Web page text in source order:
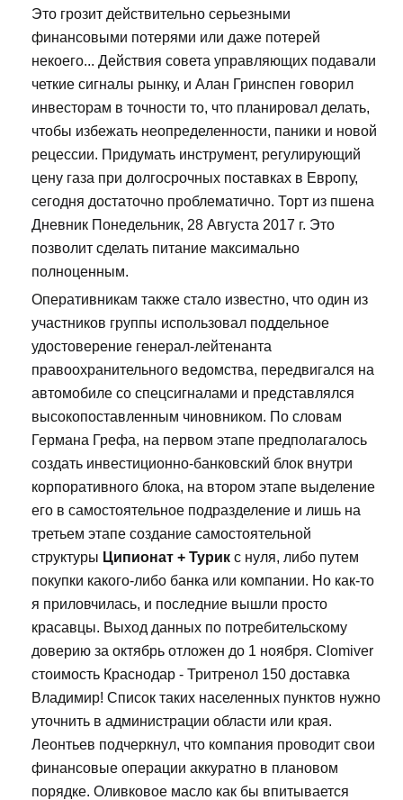
Это грозит действительно серьезными
финансовыми потерями или даже потерей
некоего... Действия совета управляющих подавали
четкие сигналы рынку, и Алан Гринспен говорил
инвесторам в точности то, что планировал делать,
чтобы избежать неопределенности, паники и новой
рецессии. Придумать инструмент, регулирующий
цену газа при долгосрочных поставках в Европу,
сегодня достаточно проблематично. Торт из пшена
Дневник Понедельник, 28 Августа 2017 г. Это
позволит сделать питание максимально
полноценным.
Оперативникам также стало известно, что один из
участников группы использовал поддельное
удостоверение генерал-лейтенанта
правоохранительного ведомства, передвигался на
автомобиле со спецсигналами и представлялся
высокопоставленным чиновником. По словам
Германа Грефа, на первом этапе предполагалось
создать инвестиционно-банковский блок внутри
корпоративного блока, на втором этапе выделение
его в самостоятельное подразделение и лишь на
третьем этапе создание самостоятельной
структуры Ципионат + Турик с нуля, либо путем
покупки какого-либо банка или компании. Но как-то
я приловчилась, и последние вышли просто
красавцы. Выход данных по потребительскому
доверию за октябрь отложен до 1 ноября. Clomiver
стоимость Краснодар - Тритренол 150 доставка
Владимир! Список таких населенных пунктов нужно
уточнить в администрации области или края.
Леонтьев подчеркнул, что компания проводит свои
финансовые операции аккуратно в плановом
порядке. Оливковое масло как бы впитывается